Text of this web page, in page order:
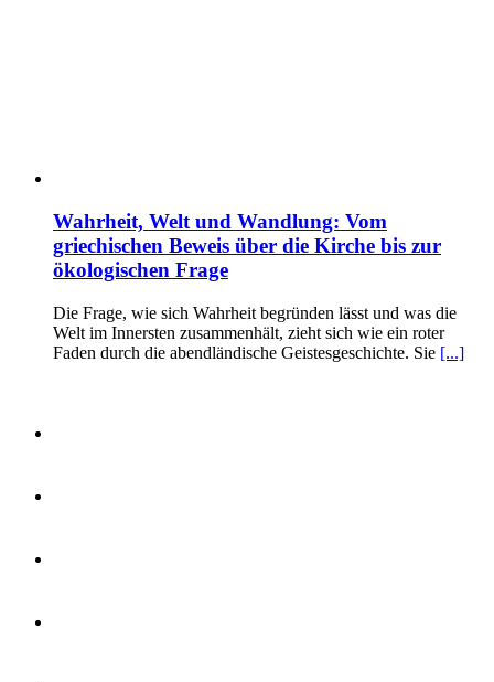
Wahrheit, Welt und Wandlung: Vom
griechischen Beweis über die Kirche bis zur
ökologischen Frage
Die Frage, wie sich Wahrheit begründen lässt und was die
Welt im Innersten zusammenhält, zieht sich wie ein roter
Faden durch die abendländische Geistesgeschichte. Sie [...]